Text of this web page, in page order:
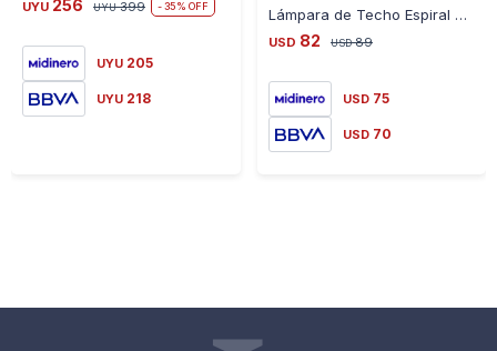
UYU 256 UYU 399 35
UYU 205
UYU 218
Lámpara de Techo Espiral 40W 46cm Luz LED 3000K 1108-02
USD 82 USD 89
USD 75
USD 70